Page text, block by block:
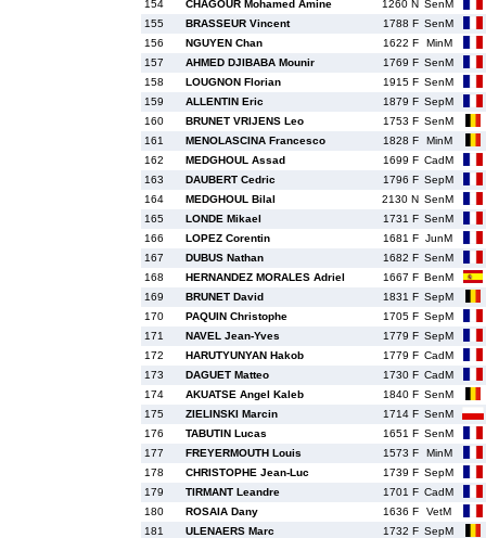
154 CHAGOUR Mohamed Amine 1260 N SenM
155
BRASSEUR Vincent 1788 F SenM
156
NGUYEN Chan 1622 F
MinM
157
AHMED DJIBABA Mounir 1769 F SenM
158
LOUGNON Florian 1915 F SenM
159
ALLENTIN Eric 1879 F SepM
160
BRUNET VRIJENS Leo 1753 F SenM
161
MENOLASCINA Francesco 1828 F
MinM
162
MEDGHOUL Assad 1699 F CadM
163
DAUBERT Cedric 1796 F SepM
164
MEDGHOUL Bilal 2130 N SenM
165
LONDE Mikael 1731 F SenM
166
LOPEZ Corentin 1681 F JunM
167
DUBUS Nathan 1682 F SenM
168
HERNANDEZ MORALES Adriel 1667 F BenM
169
BRUNET David 1831 F SepM
170
PAQUIN Christophe 1705 F SepM
171
NAVEL Jean-Yves 1779 F SepM
172
HARUTYUNYAN Hakob 1779 F CadM
173
DAGUET Matteo 1730 F CadM
174
AKUATSE Angel Kaleb 1840 F SenM
175
ZIELINSKI Marcin 1714 F SenM
176
TABUTIN Lucas 1651 F SenM
177
FREYERMOUTH Louis 1573 F
MinM
178
CHRISTOPHE Jean-Luc 1739 F SepM
179
TIRMANT Leandre 1701 F CadM
180
ROSAIA Dany 1636 F
VetM
181
ULENAERS Marc 1732 F SepM